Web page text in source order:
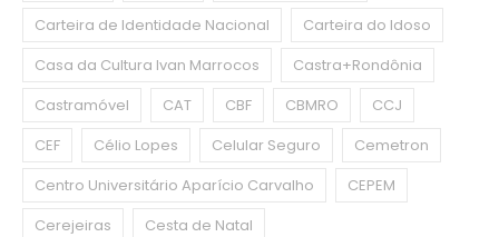
Carteira de Identidade Nacional
Carteira do Idoso
Casa da Cultura Ivan Marrocos
Castra+Rondônia
Castramóvel
CAT CBF CBMRO
CCJ
CEF
Célio Lopes Celular Seguro
Cemetron
Centro Universitário Aparício Carvalho
CEPEM
Cerejeiras
Cesta de Natal